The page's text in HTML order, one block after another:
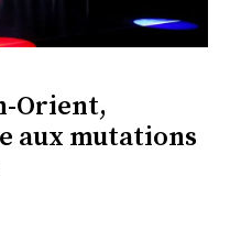
Orient,
aux mutations